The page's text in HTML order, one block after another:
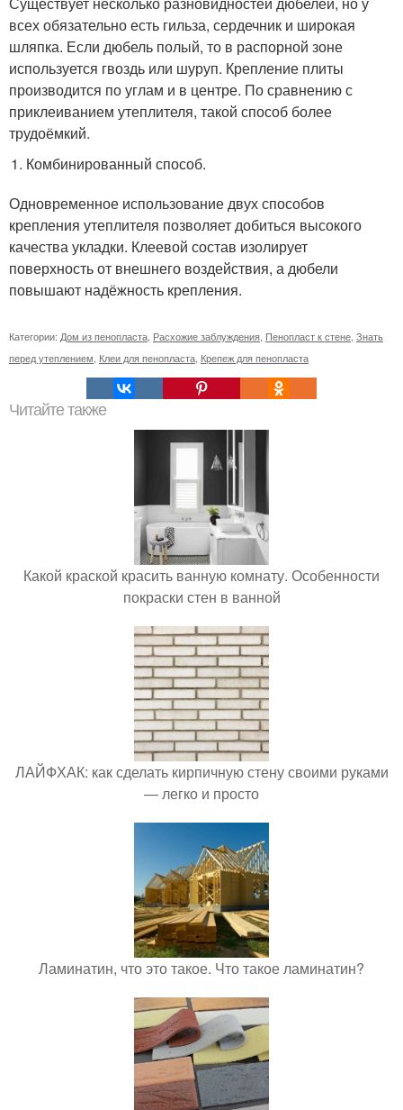
всех обязательно есть гильза, сердечник и широкая
шляпка. Если дюбель полый, то в распорной зоне
используется гвоздь или шуруп. Крепление плиты
производится по углам и в центре. По сравнению с
приклеиванием утеплителя, такой способ более
трудоёмкий.
Комбинированный способ.
Одновременное использование двух способов
крепления утеплителя позволяет добиться высокого
качества укладки. Клеевой состав изолирует
поверхность от внешнего воздействия, а дюбели
повышают надёжность крепления.
Категории: Дом из пенопласта Расхожие заблуждения Пенопласт к стене Знать
перед утеплением Клеи для пенопласта Крепеж для пенопласта
Читайте также
Какой краской красить ванную комнату. Особенности
покраски стен в ванной
ЛАЙФХАК: как сделать кирпичную стену своими руками
— легко и просто
Ламинатин, что это такое. Что такое ламинатин?